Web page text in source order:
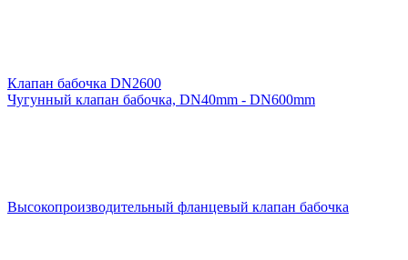
Клапан бабочка DN2600
Чугунный клапан бабочка, DN40mm - DN600mm
Высокопроизводительный фланцевый клапан бабочка